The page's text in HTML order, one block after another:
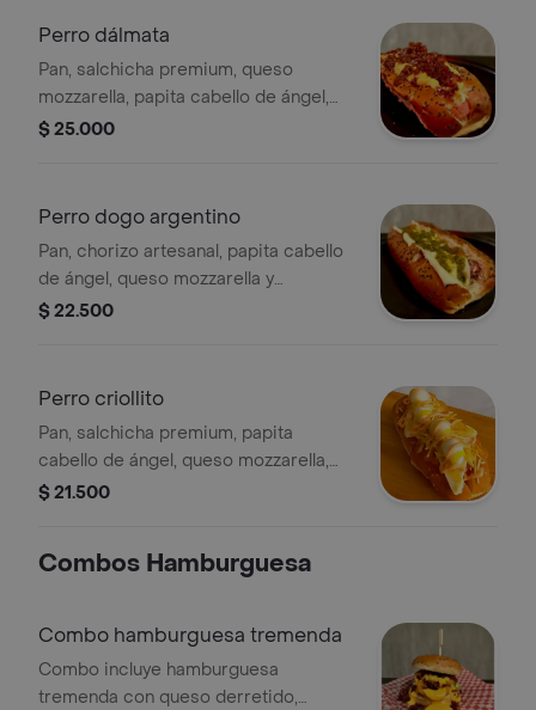
Perro dálmata
Pan, salchicha premium, queso
mozzarella, papita cabello de ángel,
queso cheddar y mermelada de
$ 25.000
Perro dogo argentino
Pan, chorizo artesanal, papita cabello
de ángel, queso mozzarella y
chimichurri.
$ 22.500
Perro criollito
Pan, salchicha premium, papita
cabello de ángel, queso mozzarella,
salsa de piña, salsa rosa de la casa y
$ 21.500
Combos Hamburguesa
Combo hamburguesa tremenda
Combo incluye hamburguesa
tremenda con queso derretido,